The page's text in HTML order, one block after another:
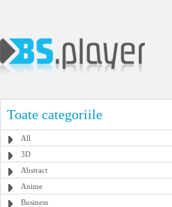
Toate categoriile
All
3D
Abstract
Anime
Business